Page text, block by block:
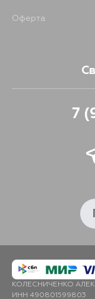
Оферта
7
КОЛЕСНИЧЕНКО
ИНН 490801599803